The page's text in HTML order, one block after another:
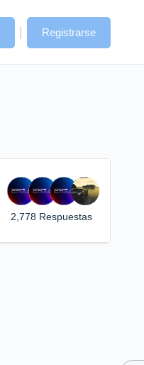
| Registrarse
2,778 Respuestas